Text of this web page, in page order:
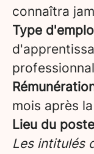
connaîtra
Type
mois après
Lieu du
Les intitulés